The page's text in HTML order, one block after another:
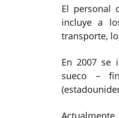
El personal
incluye a
transporte,
En 2007 se
sueco –